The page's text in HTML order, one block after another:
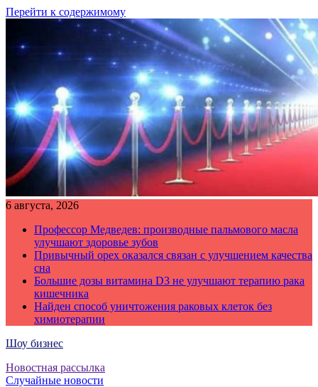
Перейти к содержимому
6 августа, 2026
Профессор Медведев: производные пальмового масла
улучшают здоровье зубов
Привычный орех оказался связан с улучшением качества
сна
Большие дозы витамина D3 не улучшают терапию рака
кишечника
Найден способ уничтожения раковых клеток без
химиотерапии
Шоу бизнес
Новостная рассылка
Случайные новости